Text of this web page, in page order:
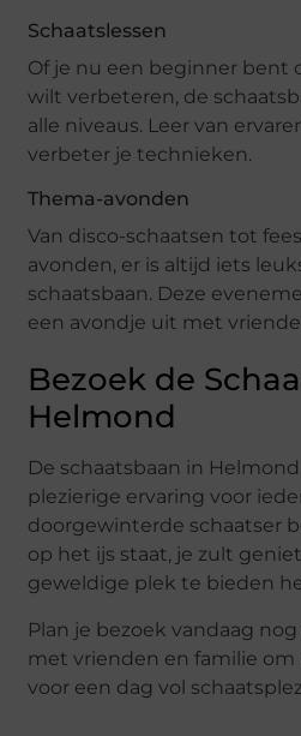
Schaatslessen
Of je nu een beginner bent
wilt verbeteren, de
alle niveaus. Leer van
verbeter je technieken.
Thema-avonden
Van disco-schaatsen tot
avonden, er is altijd iets
schaatsbaan. Deze
een avondje uit met
Bezoek de
Helmond
De schaatsbaan in
plezierige ervaring voor
doorgewinterde schaatser
op het ijs staat, je zult
geweldige plek te bieden
Plan je bezoek vandaag
met vrienden en familie
voor een dag vol